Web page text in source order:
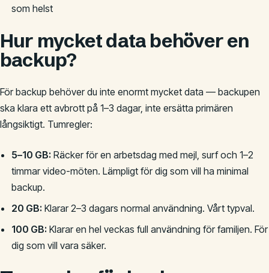
som helst
Hur mycket data behöver en
backup?
För backup behöver du inte enormt mycket data — backupen
ska klara ett avbrott på 1–3 dagar, inte ersätta primären
långsiktigt. Tumregler:
5–10 GB: Räcker för en arbetsdag med mejl, surf och 1–2
timmar video-möten. Lämpligt för dig som vill ha minimal
backup.
20 GB: Klarar 2–3 dagars normal användning. Vårt typval.
100 GB: Klarar en hel veckas full användning för familjen. För
dig som vill vara säker.